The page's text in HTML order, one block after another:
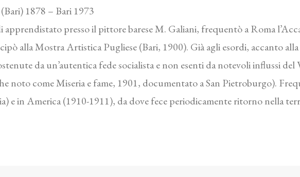
1878 – Bari 1973
presso il pittore barese M. Galiani, frequentò a Roma
alla Mostra Artistica Pugliese (Bari, 1900). Già agli esordi, accanto
da un’autentica fede socialista e non esenti da notevoli influssi del
noto come Miseria e fame, 1901, documentato a San Pietroburgo).
e in America (1910-1911), da dove fece periodicamente ritorno nella